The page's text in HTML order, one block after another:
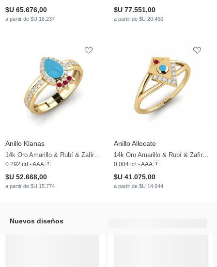
$U 65.676,00
a partir de $U 16.237
$U 77.551,00
a partir de $U 20.450
Anillo Klanas
14k Oro Amarillo & Rubí & Zafiro blanco
0.292 crt - AAA
$U 52.668,00
a partir de $U 15.774
Anillo Allocate
14k Oro Amarillo & Rubí & Zafiro blanco
0.084 crt - AAA
$U 41.075,00
a partir de $U 14.644
Nuevos diseños